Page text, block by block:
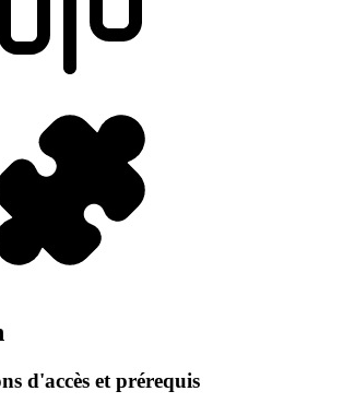
d'accès et prérequis